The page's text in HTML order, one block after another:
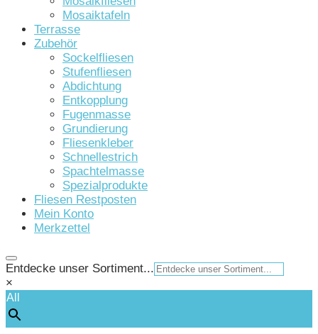
Mosaiktafeln
Terrasse
Zubehör
Sockelfliesen
Stufenfliesen
Abdichtung
Entkopplung
Fugenmasse
Grundierung
Fliesenkleber
Schnellestrich
Spachtelmasse
Spezialprodukte
Fliesen Restposten
Mein Konto
Merkzettel
Entdecke unser Sortiment...
×
All